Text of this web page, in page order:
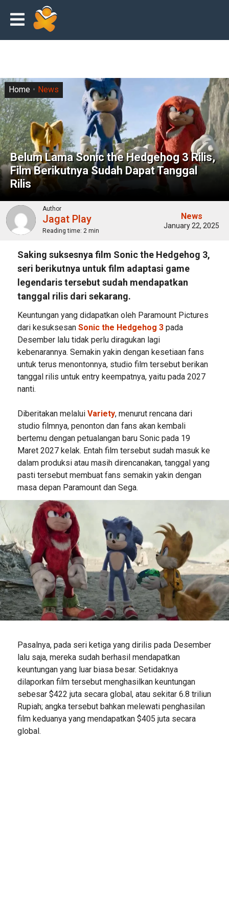
Belum Lama Sonic the Hedgehog 3 Rilis,
Film Berikutnya Sudah Dapat Tanggal
Rilis
Home News
Author
Jagat Play
Reading time: 2 min
News
January 22, 2025
Saking suksesnya film Sonic the Hedgehog 3,
seri berikutnya untuk film adaptasi game
legendaris tersebut sudah mendapatkan
tanggal rilis dari sekarang.
Keuntungan yang didapatkan oleh Paramount Pictures
dari kesuksesan Sonic the Hedgehog 3pada
Desember lalu tidak perlu diragukan lagi
kebenarannya. Semakin yakin dengan kesetiaan fans
untuk terus menontonnya, studio film tersebut berikan
tanggal rilis untuk entry keempatnya, yaitu pada 2027
nanti.
Diberitakan melalui Variety, menurut rencana dari
studio filmnya, penonton dan fans akan kembali
bertemu dengan petualangan baru Sonic pada 19
Maret 2027 kelak. Entah film tersebut sudah masuk ke
dalam produksi atau masih direncanakan, tanggal yang
pasti tersebut membuat fans semakin yakin dengan
masa depan Paramount dan Sega.
Pasalnya, pada seri ketiga yang dirilis pada Desember
lalu saja, mereka sudah berhasil mendapatkan
keuntungan yang luar biasa besar. Setidaknya
dilaporkan film tersebut menghasilkan keuntungan
sebesar $422 juta secara global, atau sekitar 6.8 triliun
Rupiah; angka tersebut bahkan melewati penghasilan
film keduanya yang mendapatkan $405 juta secara
global.